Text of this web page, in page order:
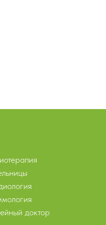
доктор